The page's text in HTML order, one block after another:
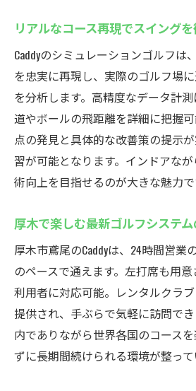
リアルなコース再現でスイング
Caddyのシミュレーションゴルフは
を忠実に再現し、実際のゴルフ場
を分析します。高精度なデータ計
道やボールの飛距離を詳細に把握
点の発見と具体的な改善策の提示
習が可能となります。インドアな
術向上を目指せるのが大きな魅力で
厚木で楽しむ最新ゴルフシステ
厚木市鳶尾のCaddyは、24時間営業
のペースで通えます。左打席も用
利用者に対応可能。レンタルクラ
提供され、手ぶらで気軽に訪問で
内でありながら世界各国のコース
ずに長期間続けられる環境が整って